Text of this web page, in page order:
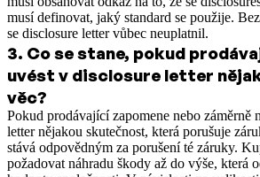
musí definovat, jaký standard se použije.
se disclosure letter vůbec neuplatnil.
3. Co se stane, pokud
uvést v disclosure letter
věc?
Pokud prodávající zapomene nebo záměrně
letter nějakou skutečnost, která porušuje
stává odpovědným za porušení té záruky.
požadovat náhradu škody až do výše, která